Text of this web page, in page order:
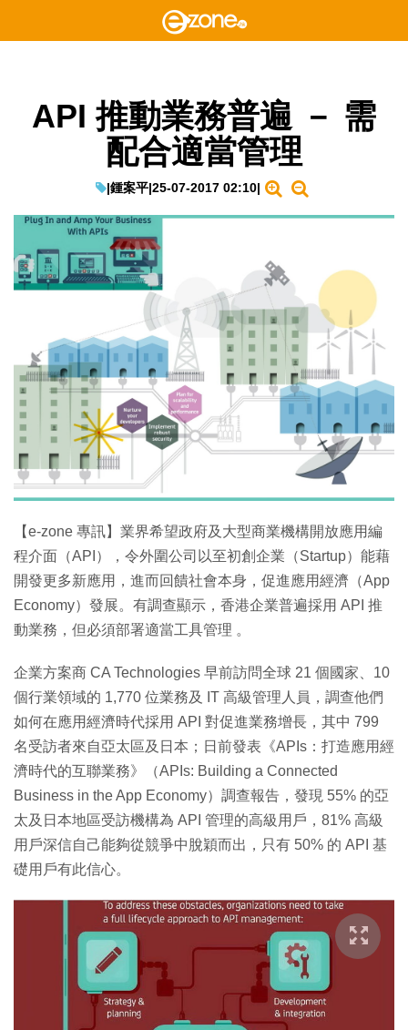
API 推動業務普遍 － 需
配合適當管理
|鍾案平|25-07-2017 02:10|
【e-zone 專訊】業界希望政府及大型商業機構開放應用編
程介面（API），令外圍公司以至初創企業（Startup）能藉
開發更多新應用，進而回饋社會本身，促進應用經濟（App
Economy）發展。有調查顯示，香港企業普遍採用 API 推
動業務，但必須部署適當工具管理 。
企業方案商 CA Technologies 早前訪問全球 21 個國家、10
個行業領域的 1,770 位業務及 IT 高級管理人員，調查他們
如何在應用經濟時代採用 API 對促進業務增長，其中 799
名受訪者來自亞太區及日本；日前發表《APIs：打造應用經
濟時代的互聯業務》（APIs: Building a Connected
Business in the App Economy）調查報告，發現 55% 的亞
太及日本地區受訪機構為 API 管理的高級用戶，81% 高級
用戶深信自己能夠從競爭中脫穎而出，只有 50% 的 API 基
礎用戶有此信心。